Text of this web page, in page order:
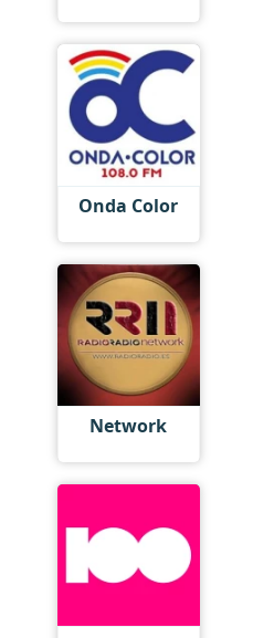
Onda Color
Network